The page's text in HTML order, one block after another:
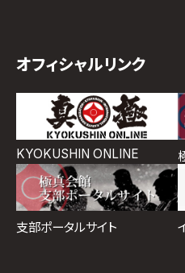
オフィシャルリンク
KYOKUSHIN ONLINE
支部ポータルサイト